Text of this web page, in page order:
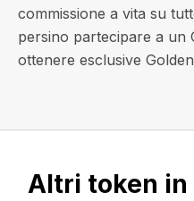
commissione a vita su
persino partecipare a un
ottenere esclusive
Altri token in